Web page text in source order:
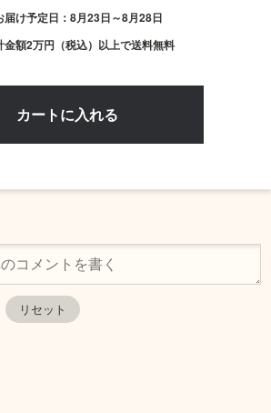
届け予定日：8月23日～8月28日
金額2万円（税込）以上で送料無料